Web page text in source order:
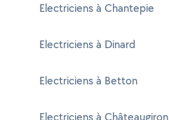
Electriciens à Chantepie
Electriciens à Dinard
Electriciens à Betton
Electriciens à Châteaugiron